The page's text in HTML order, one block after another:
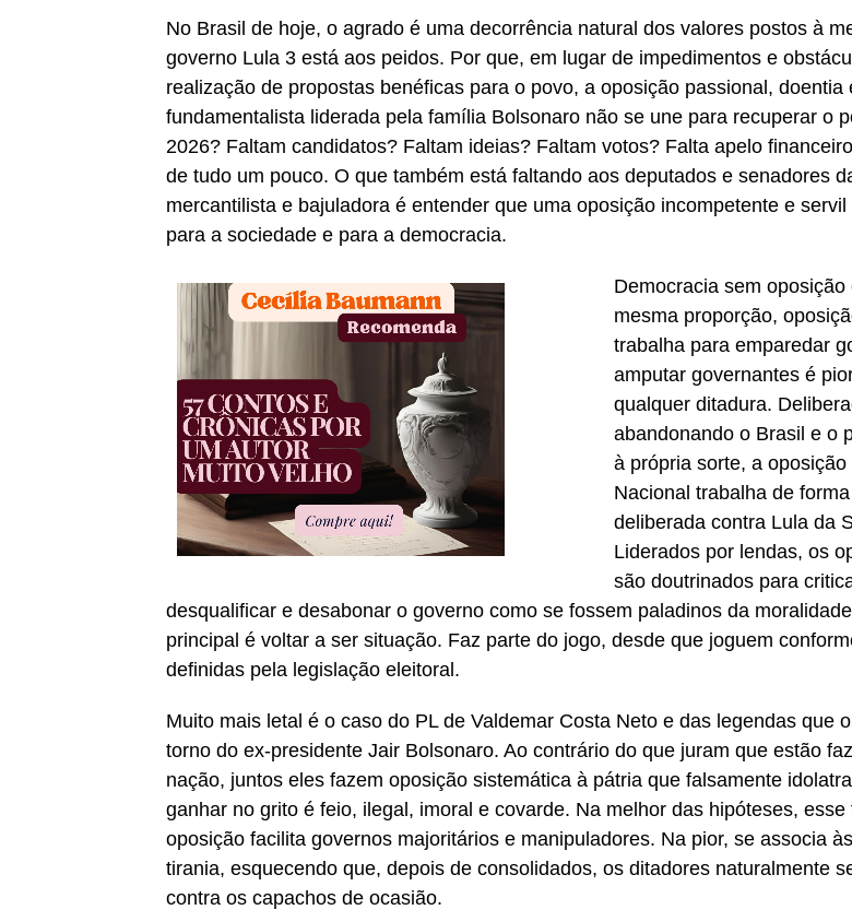
No Brasil de hoje, o agrado é uma decorrência natural dos valores postos à
governo Lula 3 está aos peidos. Por que, em lugar de impedimentos e
realização de propostas benéficas para o povo, a oposição passional, doentia
fundamentalista liderada pela família Bolsonaro não se une para recuperar o
2026? Faltam candidatos? Faltam ideias? Faltam votos? Falta apelo
de tudo um pouco. O que também está faltando aos deputados e senadores
mercantilista e bajuladora é entender que uma oposição incompetente e servil
para a sociedade e para a democracia.
Democracia sem
mesma proporção,
trabalha para emparedar
amputar governantes é
qualquer ditadura.
abandonando o Brasil e o
à própria sorte, a
Nacional trabalha de
deliberada contra Lula da
Liderados por lendas, os
são doutrinados para
desqualificar e desabonar o governo como se fossem paladinos da
principal é voltar a ser situação. Faz parte do jogo, desde que joguem
definidas pela legislação eleitoral.
Muito mais letal é o caso do PL de Valdemar Costa Neto e das legendas que
torno do ex-presidente Jair Bolsonaro. Ao contrário do que juram que estão
nação, juntos eles fazem oposição sistemática à pátria que falsamente
ganhar no grito é feio, ilegal, imoral e covarde. Na melhor das hipóteses, esse
oposição facilita governos majoritários e manipuladores. Na pior, se associa
tirania, esquecendo que, depois de consolidados, os ditadores naturalmente
contra os capachos de ocasião.